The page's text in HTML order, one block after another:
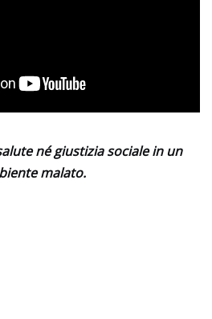
né giustizia sociale in un
malato.
Maggio Ecologista 2023
No alla deroga per il